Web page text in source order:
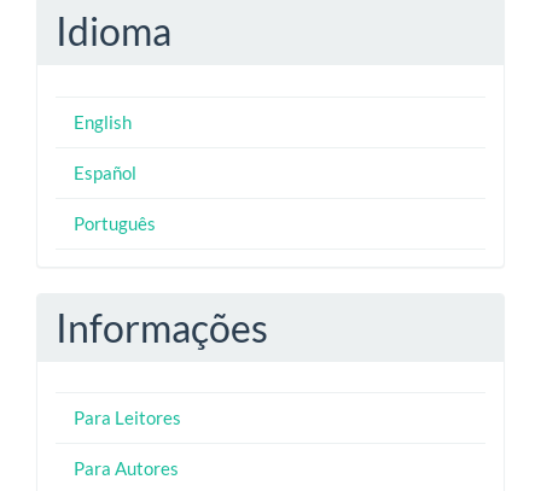
Idioma
English
Español
Português
Informações
Para Leitores
Para Autores